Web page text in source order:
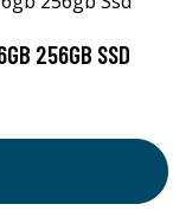
256GB SSD